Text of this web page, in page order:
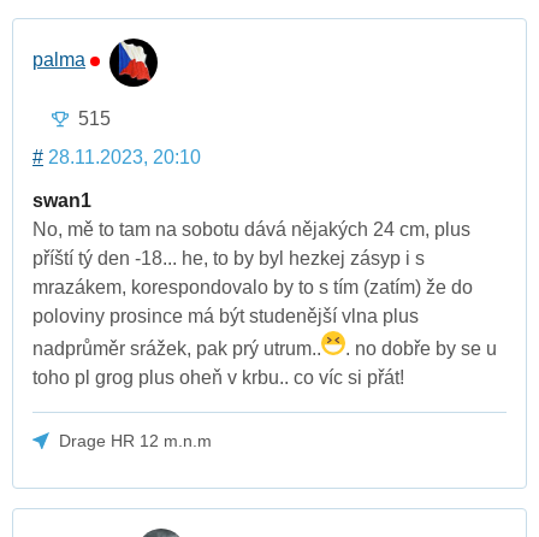
palma
515
# 28.11.2023, 20:10
swan1
No, mě to tam na sobotu dává nějakých 24 cm, plus
příští tý den -18... he, to by byl hezkej zásyp i s
mrazákem, korespondovalo by to s tím (zatím) že do
poloviny prosince má být studenější vlna plus
nadprůměr srážek, pak prý utrum..
. no dobře by se u
toho pl grog plus oheň v krbu.. co víc si přát!
Drage HR 12 m.n.m